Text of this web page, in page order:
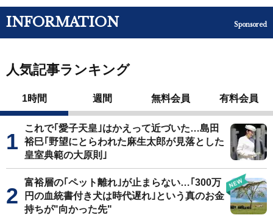
INFORMATION Sponsored
人気記事ランキング
1時間 週間 無料会員 有料会員
これで｢愛子天皇｣はかえって近づいた…島田
裕巳｢野望にとらわれた麻生太郎が見落とした
皇室典範の大原則｣
富裕層の｢ペット離れ｣が止まらない…｢300万
円の血統書付き犬は時代遅れ｣という真のお金
持ちが"向かった先"